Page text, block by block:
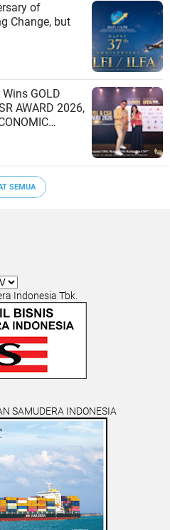
of
Change, but
GOLD
AWARD 2026,
SEMUA
Indonesia Tbk.
SAMUDERA INDONESIA